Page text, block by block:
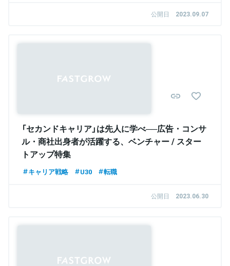
公開日 2023.09.07
「セカンドキャリア」は先人に学べ──広告・コンサ
ル・商社出身者が活躍する、ベンチャー / スター
トアップ特集
キャリア戦略 U30 転職
公開日 2023.06.30